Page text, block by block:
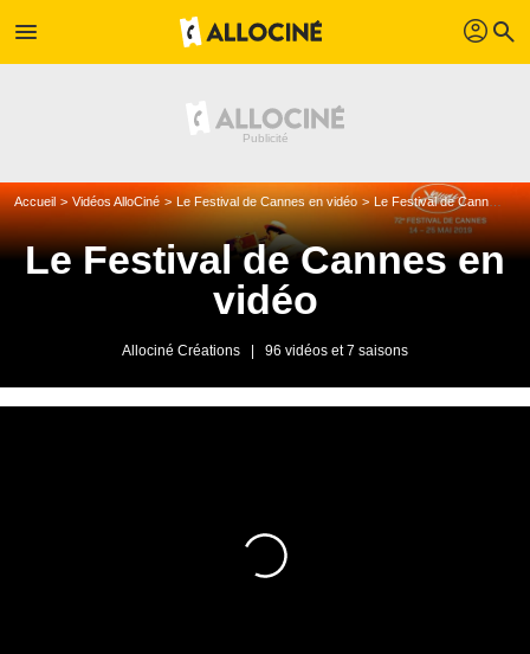
menu profil search
Accueil Vidéos AlloCiné Le Festival de Cannes en vidéo Le Festival de Cannes en vidéo saison 6
Le Festival de Cannes en
vidéo
Allociné Créations 96 vidéos et 7 saisons